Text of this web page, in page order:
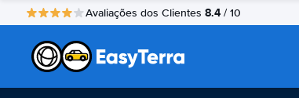
Avaliações dos Clientes 8.4 / 10